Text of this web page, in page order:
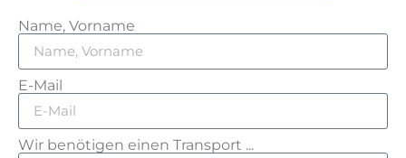
Name, Vorname
E-Mail
Wir benötigen einen Transport ...